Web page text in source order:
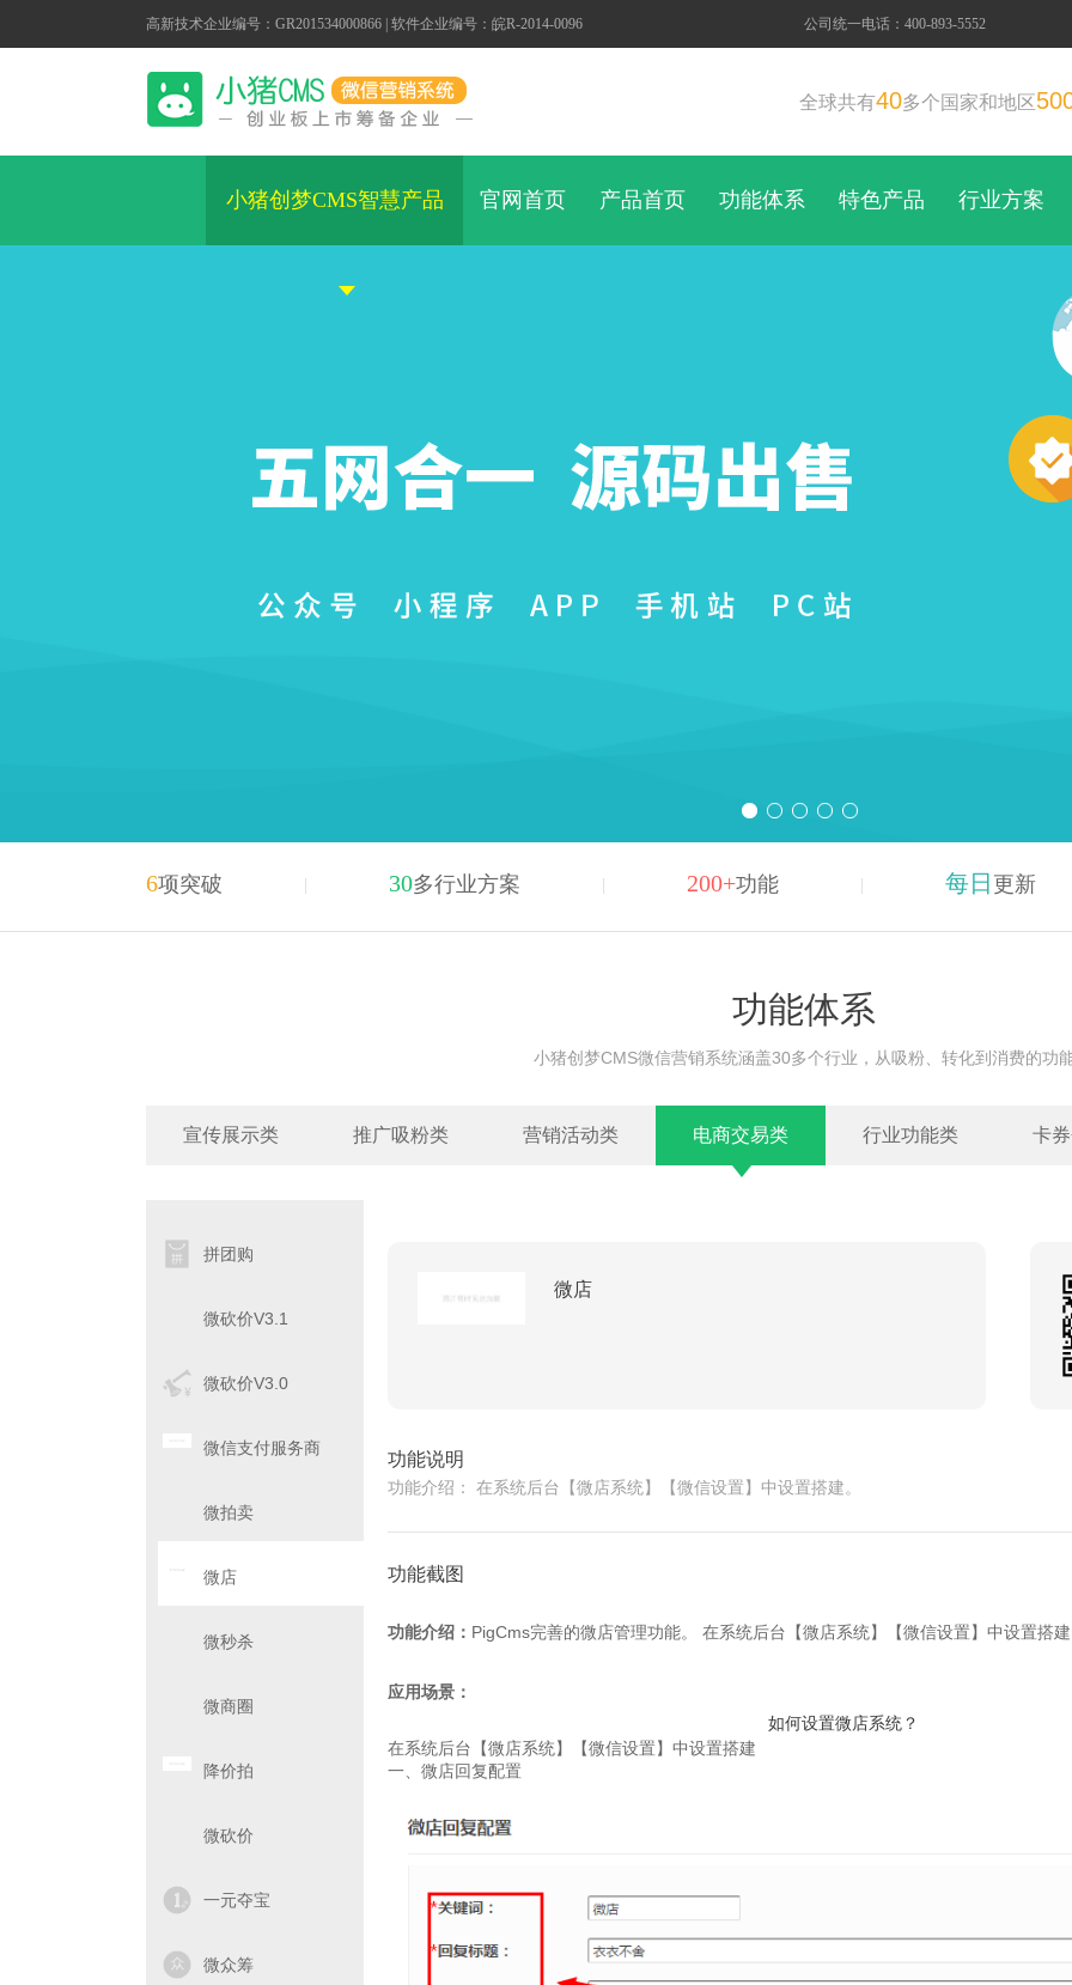
高新技术企业编号：GR201534000866 | 软件企业编号：皖R-2014-0096 公司统一电话：400-893-5552
全球共有40多个国家和地区
小猪创梦CMS智慧产品 官网首页 产品首页 功能体系 特色产品 行业方案
6项突破 30多行业方案 200+功能 每日 更新
功能体系
小猪创梦CMS微信营销系统涵盖30多个行业，从吸粉、转化到消费的功
宣传展示类 推广吸粉类 营销活动类 电商交易类 行业功能类 卡
拼团购
微砍价V3.1
微砍价V3.0
微信支付服务商
微拍卖
微店
微秒杀
微商圈
降价拍
微砍价
一元夺宝
微众筹
微店
功能说明
功能介绍： 在系统后台【微店系统】【微信设置】中设置搭建。
功能截图
功能介绍： PigCms完善的微店管理功能。 在系统后台【微店系统】【微信设置】中设置搭
应用场景：
如何设置微店系统？
在系统后台【微店系统】【微信设置】中设置搭建
一、微店回复配置